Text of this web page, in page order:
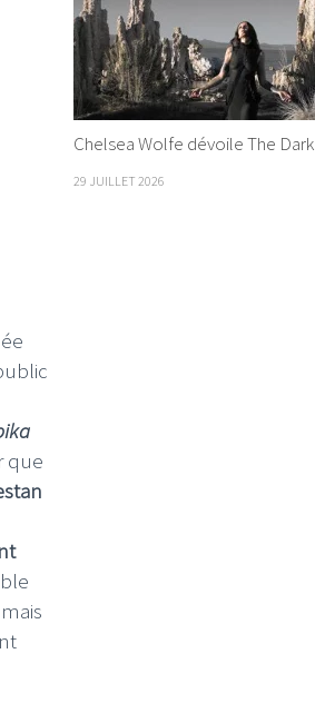
que
mais
Chelsea Wolfe dévoile The Dark
29 JUILLET 2026